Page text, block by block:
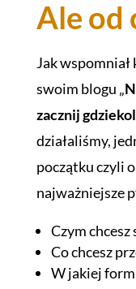
Ale od
Jak wspomniał
swoim blogu „
zacznij
działaliśmy,
początku czyli
najważniejsze
Czym chcesz
Co chcesz
W jakiej